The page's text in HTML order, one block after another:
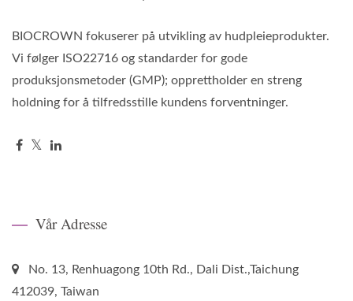
BIOCROWN fokuserer på utvikling av hudpleieprodukter.
Vi følger ISO22716 og standarder for gode
produksjonsmetoder (GMP); opprettholder en streng
holdning for å tilfredsstille kundens forventninger.
Vår Adresse
No. 13, Renhuagong 10th Rd., Dali Dist.,Taichung
412039, Taiwan